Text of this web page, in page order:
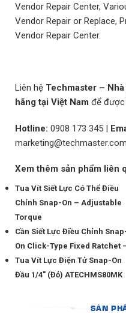
Vendor Repair Center,
Vendor Repair or Replace,
Vendor Repair Center.
Liên hệ Techmaster –
hãng tại Việt Nam để được
Hotline: 0908 173 345 |
Xem thêm sản phẩm liên
Tua Vít Siết Lực Có Thể Điều
Chỉnh Snap-On – Adjustable
Torque
Cần Siết Lực Điều Chỉnh
On Click-Type Fixed Ratchet
Tua Vít Lực Điện Tử Snap-On
Đầu 1/4″ (Đỏ) ATECHMS80MK
SẢN